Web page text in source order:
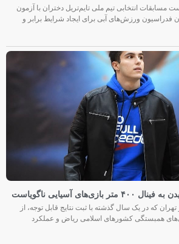
مسابقات انتخابی تیم ملی تایم‌تریل دختران با آزمون
فدراسیون ورزش‌های آبی برای ایجاد شرایط برابر و
آسیایی ناگویاست
که در یک سال گذشته با ثبت نتایج قابل توجه، از
همبستگی کشورهای اسلامی ریاض و عملکرد